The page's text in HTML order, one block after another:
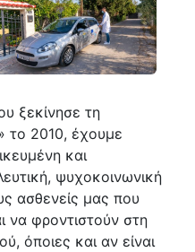
ξεκίνησε τη
το 2010, έχουμε
και
ψυχοκοινωνική
ασθενείς μας που
να φροντιστούν στη
όποιες και αν είναι